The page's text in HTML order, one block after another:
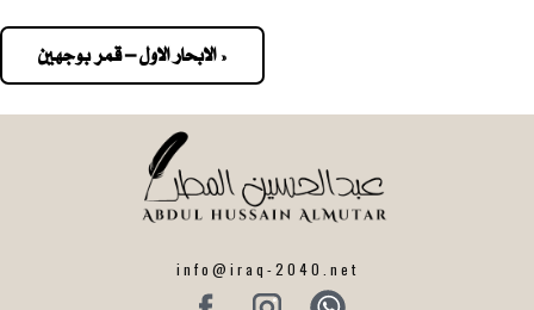
navigation
« الابحار الاول – قمر بوجهين
info@iraq-2040.net